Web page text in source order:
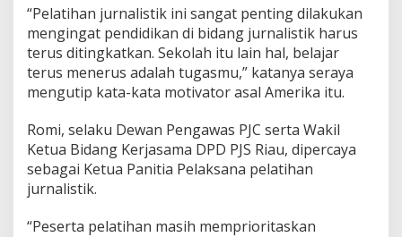
“Pelatihan jurnalistik ini sangat penting dilakukan
mengingat pendidikan di bidang jurnalistik harus
terus ditingkatkan. Sekolah itu lain hal, belajar
terus menerus adalah tugasmu,” katanya seraya
mengutip kata-kata motivator asal Amerika itu.
Romi, selaku Dewan Pengawas PJC serta Wakil
Ketua Bidang Kerjasama DPD PJS Riau, dipercaya
sebagai Ketua Panitia Pelaksana pelatihan
jurnalistik.
“Peserta pelatihan masih memprioritaskan